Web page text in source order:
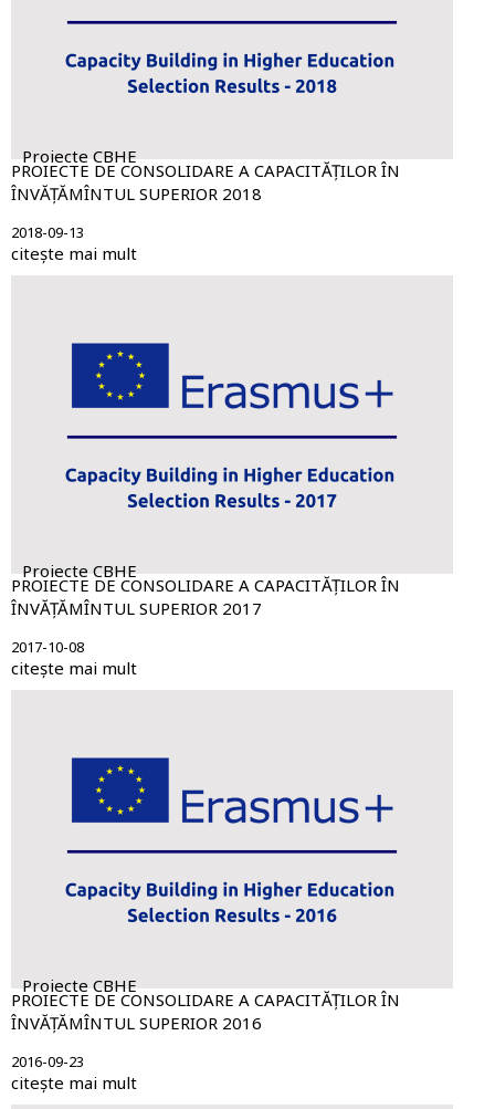
Proiecte CBHE
PROIECTE DE CONSOLIDARE A CAPACITĂȚILOR ÎN
ÎNVĂȚĂMÎNTUL SUPERIOR 2018
2018-09-13
citește mai mult
Proiecte CBHE
PROIECTE DE CONSOLIDARE A CAPACITĂȚILOR ÎN
ÎNVĂȚĂMÎNTUL SUPERIOR 2017
2017-10-08
citește mai mult
Proiecte CBHE
PROIECTE DE CONSOLIDARE A CAPACITĂȚILOR ÎN
ÎNVĂȚĂMÎNTUL SUPERIOR 2016
2016-09-23
citește mai mult